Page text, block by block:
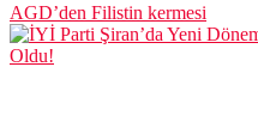
AGD’den Filistin kermesi